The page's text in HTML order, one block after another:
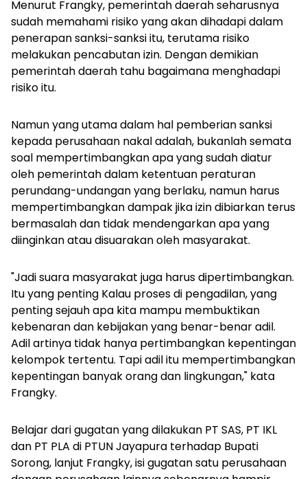
Menurut Frangky, pemerintah daerah seharusnya
sudah memahami risiko yang akan dihadapi dalam
penerapan sanksi-sanksi itu, terutama risiko
melakukan pencabutan izin. Dengan demikian
pemerintah daerah tahu bagaimana menghadapi
risiko itu.
Namun yang utama dalam hal pemberian sanksi
kepada perusahaan nakal adalah, bukanlah semata
soal mempertimbangkan apa yang sudah diatur
oleh pemerintah dalam ketentuan peraturan
perundang-undangan yang berlaku, namun harus
mempertimbangkan dampak jika izin dibiarkan terus
bermasalah dan tidak mendengarkan apa yang
diinginkan atau disuarakan oleh masyarakat.
"Jadi suara masyarakat juga harus dipertimbangkan.
Itu yang penting Kalau proses di pengadilan, yang
penting sejauh apa kita mampu membuktikan
kebenaran dan kebijakan yang benar-benar adil.
Adil artinya tidak hanya pertimbangkan kepentingan
kelompok tertentu. Tapi adil itu mempertimbangkan
kepentingan banyak orang dan lingkungan," kata
Frangky.
Belajar dari gugatan yang dilakukan PT SAS, PT IKL
dan PT PLA di PTUN Jayapura terhadap Bupati
Sorong, lanjut Frangky, isi gugatan satu perusahaan